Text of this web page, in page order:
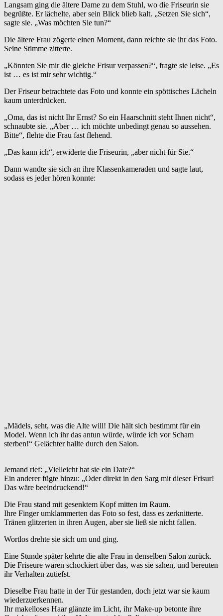
Langsam ging die ältere Dame zu dem Stuhl, wo die Friseurin sie
begrüßte. Er lächelte, aber sein Blick blieb kalt. „Setzen Sie sich“,
sagte sie. „Was möchten Sie tun?“
Die ältere Frau zögerte einen Moment, dann reichte sie ihr das Foto.
Seine Stimme zitterte.
„Könnten Sie mir die gleiche Frisur verpassen?“, fragte sie leise. „Es
ist … es ist mir sehr wichtig.“
Der Friseur betrachtete das Foto und konnte ein spöttisches Lächeln
kaum unterdrücken.
„Oma, das ist nicht Ihr Ernst? So ein Haarschnitt steht Ihnen nicht“,
schnaubte sie. „Aber … ich möchte unbedingt genau so aussehen.
Bitte“, flehte die Frau fast flehend.
„Das kann ich“, erwiderte die Friseurin, „aber nicht für Sie.“
Dann wandte sie sich an ihre Klassenkameraden und sagte laut,
sodass es jeder hören konnte:
„Mädels, seht, was die Alte will! Die hält sich bestimmt für ein
Model. Wenn ich ihr das antun würde, würde ich vor Scham
sterben!“ Gelächter hallte durch den Salon.
Jemand rief: „Vielleicht hat sie ein Date?“
Ein anderer fügte hinzu: „Oder direkt in den Sarg mit dieser Frisur!
Das wäre beeindruckend!“
Die Frau stand mit gesenktem Kopf mitten im Raum.
Ihre Finger umklammerten das Foto so fest, dass es zerknitterte.
Tränen glitzerten in ihren Augen, aber sie ließ sie nicht fallen.
Wortlos drehte sie sich um und ging.
Eine Stunde später kehrte die alte Frau in denselben Salon zurück.
Die Friseure waren schockiert über das, was sie sahen, und bereuten
ihr Verhalten zutiefst.
Dieselbe Frau hatte in der Tür gestanden, doch jetzt war sie kaum
wiederzuerkennen.
Ihr makelloses Haar glänzte im Licht, ihr Make-up betonte ihre